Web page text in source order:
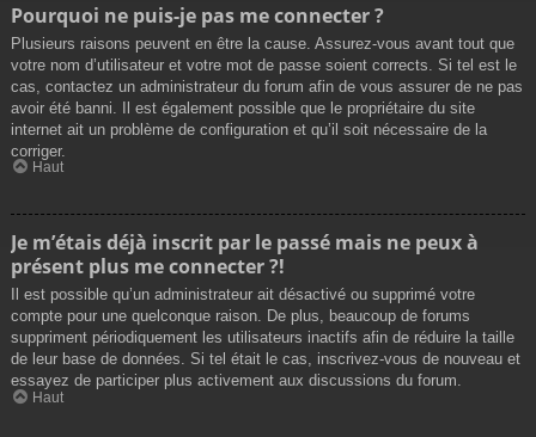
Pourquoi ne puis-je pas me connecter ?
Plusieurs raisons peuvent en être la cause. Assurez-vous avant tout que
votre nom d’utilisateur et votre mot de passe soient corrects. Si tel est le
cas, contactez un administrateur du forum afin de vous assurer de ne pas
avoir été banni. Il est également possible que le propriétaire du site
internet ait un problème de configuration et qu’il soit nécessaire de la
corriger.
Haut
Je m’étais déjà inscrit par le passé mais ne peux à
présent plus me connecter ?!
Il est possible qu’un administrateur ait désactivé ou supprimé votre
compte pour une quelconque raison. De plus, beaucoup de forums
suppriment périodiquement les utilisateurs inactifs afin de réduire la taille
de leur base de données. Si tel était le cas, inscrivez-vous de nouveau et
essayez de participer plus activement aux discussions du forum.
Haut